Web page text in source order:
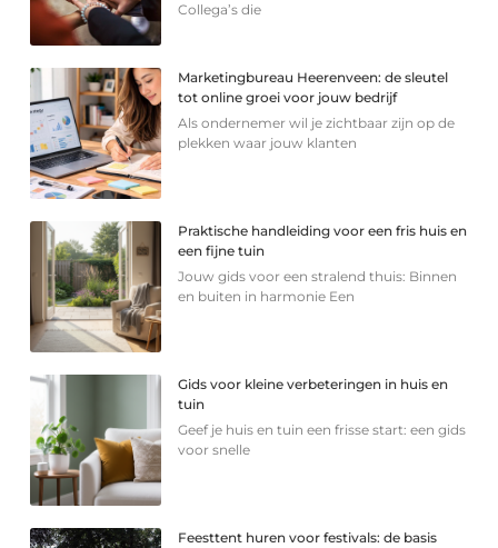
Collega’s die
Marketingbureau Heerenveen: de sleutel
tot online groei voor jouw bedrijf
Als ondernemer wil je zichtbaar zijn op de
plekken waar jouw klanten
Praktische handleiding voor een fris huis en
een fijne tuin
Jouw gids voor een stralend thuis: Binnen
en buiten in harmonie Een
Gids voor kleine verbeteringen in huis en
tuin
Geef je huis en tuin een frisse start: een gids
voor snelle
Feesttent huren voor festivals: de basis